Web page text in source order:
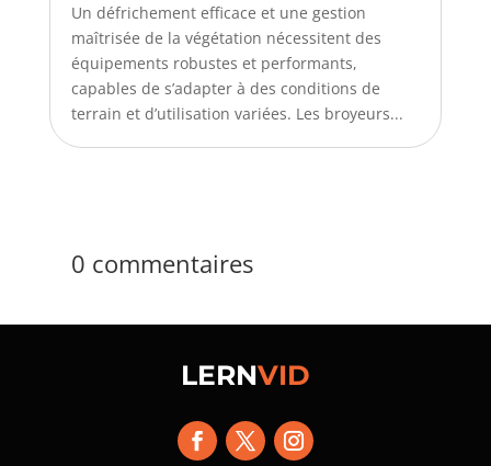
Un défrichement efficace et une gestion
maîtrisée de la végétation nécessitent des
équipements robustes et performants,
capables de s’adapter à des conditions de
terrain et d’utilisation variées. Les broyeurs...
0 commentaires
LERNVID